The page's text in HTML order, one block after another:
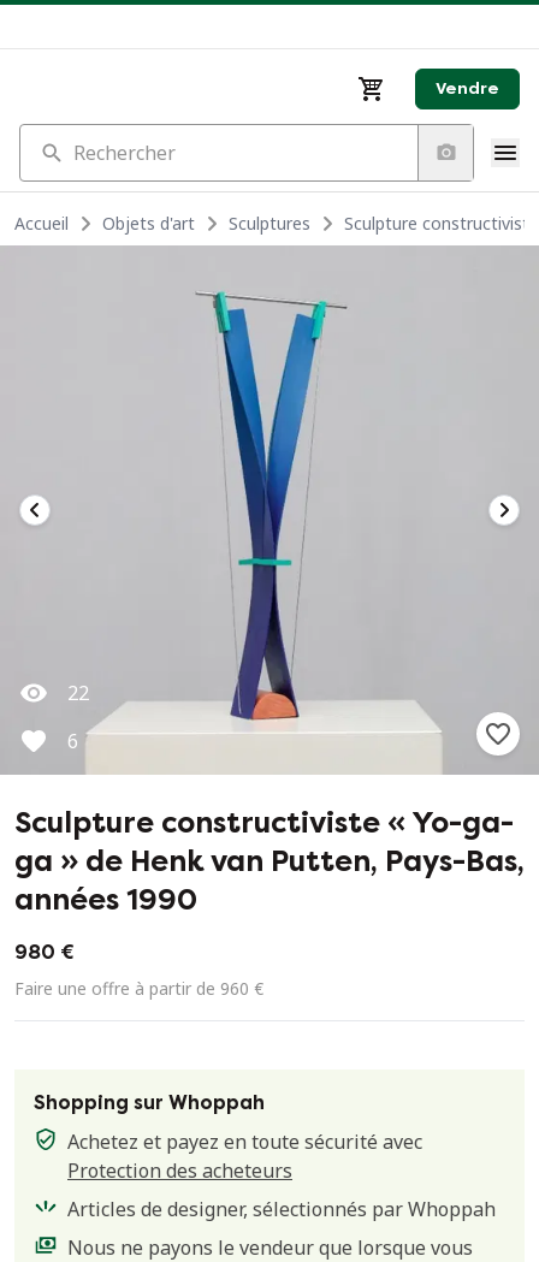
Vendre
Rechercher
Accueil Objets d'art Sculptures Sculpture
22
6
Sculpture constructiviste « Yo-ga-
ga » de Henk van Putten, Pays-Bas,
années 1990
980 €
Faire une offre à partir de 960 €
Shopping sur Whoppah
Achetez et payez en toute sécurité avec
Protection des acheteurs
Articles de designer, sélectionnés par Whoppah
Nous ne payons le vendeur que lorsque vous